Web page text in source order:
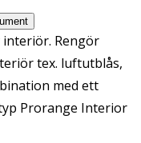
Rengör
tex. luftutblås,
med ett
Prorange Interior